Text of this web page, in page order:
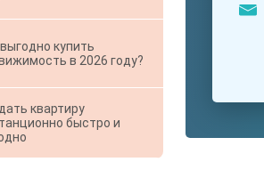
купить
в 2026 году?
квартиру
быстро и